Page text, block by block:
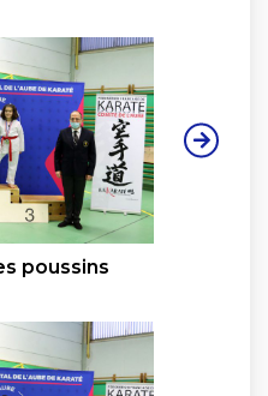
poussins